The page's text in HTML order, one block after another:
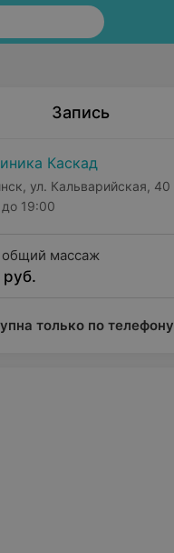
Запись
Каскад
ул. Кальварийская, 40
до 19:00
массаж
руб.
только по телефону